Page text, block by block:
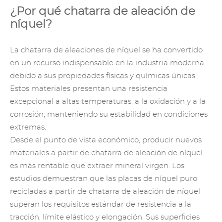
¿Por qué chatarra de aleación de
níquel?
La chatarra de aleaciones de níquel se ha convertido
en un recurso indispensable en la industria moderna
debido a sus propiedades físicas y químicas únicas.
Estos materiales presentan una resistencia
excepcional a altas temperaturas, a la oxidación y a la
corrosión, manteniendo su estabilidad en condiciones
extremas.
Desde el punto de vista económico, producir nuevos
materiales a partir de chatarra de aleación de níquel
es más rentable que extraer mineral virgen. Los
estudios demuestran que las placas de níquel puro
recicladas a partir de chatarra de aleación de níquel
superan los requisitos estándar de resistencia a la
tracción, límite elástico y elongación. Sus superficies